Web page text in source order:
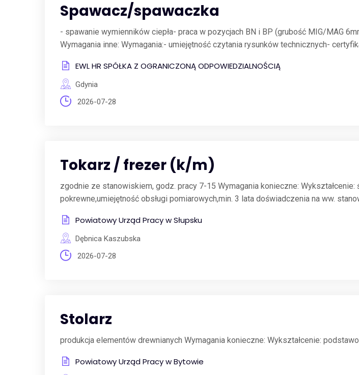
Spawacz/spawaczka
- spawanie wymienników ciepła- praca w pozycjach BN i BP (grubość MIG/MAG
Wymagania inne: Wymagania:- umiejętność czytania rysunków technicznych-
EWL HR SPÓŁKA Z OGRANICZONĄ ODPOWIEDZIALNOŚCIĄ
Gdynia
2026-07-28
Tokarz / frezer (k/m)
zgodnie ze stanowiskiem, godz. pracy 7-15 Wymagania konieczne:
pokrewne,umiejętność obsługi pomiarowych,min. 3 lata doświadczenia na ww.
Powiatowy Urząd Pracy w Słupsku
Dębnica Kaszubska
2026-07-28
Stolarz
produkcja elementów drewnianych Wymagania konieczne: Wykształcenie:
Powiatowy Urząd Pracy w Bytowie